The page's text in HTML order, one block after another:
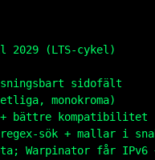
(LTS-cykel)
sidofält
monokroma)
+ bättre kompatibilitet
sök + mallar i
Warpinator får IPv6